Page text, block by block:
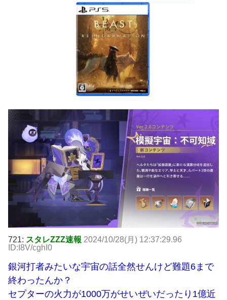
721: スタレZZZ速報 2024/10/28(月) 12:37:29.96
ID:I8V/cghI0
銀河打者みたいな宇宙の話全然せんけど難題6まで
終わったんか？
セプターの火力が1000万がせいぜいだったり1億近